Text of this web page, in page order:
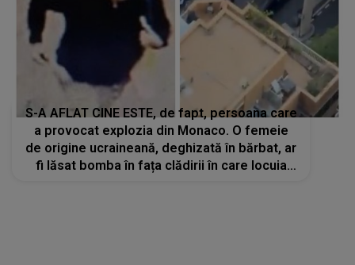
S-A AFLAT CINE ESTE, de fapt, persoana care
a provocat explozia din Monaco. O femeie
de origine ucraineană, deghizată în bărbat, ar
fi lăsat bomba în fața clădirii în care locuia